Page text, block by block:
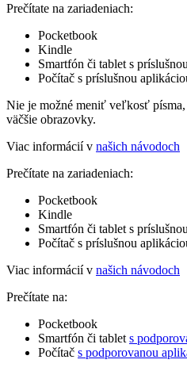
Prečítate na zariadeniach:
Pocketbook
Kindle
Smartfón či tablet s
Počítač s príslušnou
Nie je možné meniť veľkosť
väčšie obrazovky.
Viac informácií v našich návodoch
Prečítate na zariadeniach:
Pocketbook
Kindle
Smartfón či tablet s
Počítač s príslušnou
Viac informácií v našich návodoch
Prečítate na:
Pocketbook
Smartfón či tablet s
Počítač s podporovanou